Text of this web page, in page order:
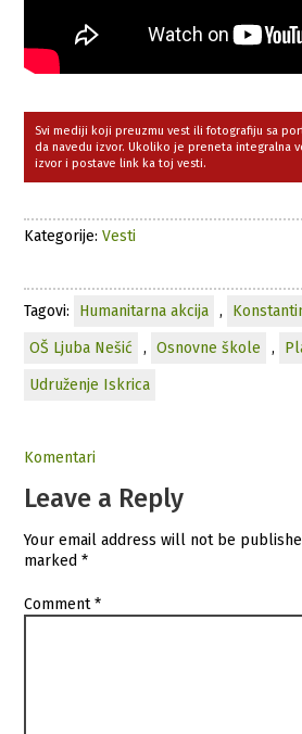
Svi mediji koji preuzmu vest ili fotografiju sa
da navedu izvor. Ukoliko je preneta integralna
izvor i postave link ka toj vesti.
Kategorije:Vesti
Tagovi: Humanitarna akcija ,
OŠ Ljuba Nešić
, Osnovne škole ,
Udruženje Iskrica
Komentari
Leave a Reply
Your email address will not be
marked*
Comment*